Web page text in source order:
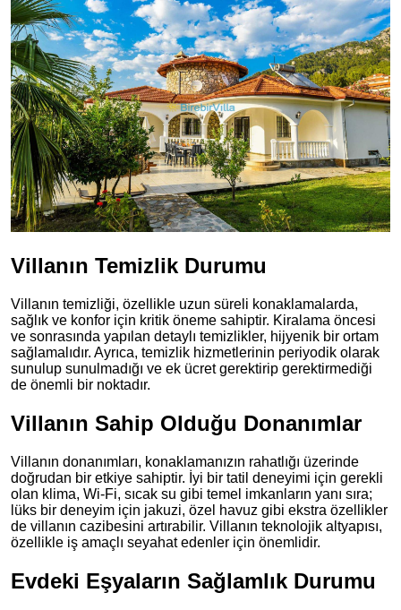
Villanın Temizlik Durumu
Villanın temizliği, özellikle uzun süreli konaklamalarda,
sağlık ve konfor için kritik öneme sahiptir. Kiralama öncesi
ve sonrasında yapılan detaylı temizlikler, hijyenik bir ortam
sağlamalıdır. Ayrıca, temizlik hizmetlerinin periyodik olarak
sunulup sunulmadığı ve ek ücret gerektirip gerektirmediği
de önemli bir noktadır.
Villanın Sahip Olduğu Donanımlar
Villanın donanımları, konaklamanızın rahatlığı üzerinde
doğrudan bir etkiye sahiptir. İyi bir tatil deneyimi için gerekli
olan klima, Wi-Fi, sıcak su gibi temel imkanların yanı sıra;
lüks bir deneyim için jakuzi, özel havuz gibi ekstra özellikler
de villanın cazibesini artırabilir. Villanın teknolojik altyapısı,
özellikle iş amaçlı seyahat edenler için önemlidir.
Evdeki Eşyaların Sağlamlık Durumu